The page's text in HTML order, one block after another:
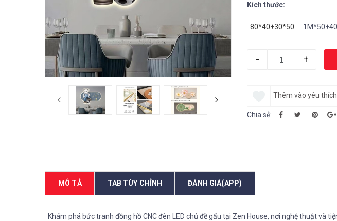
Kích thước:
80*40+30*50
- +
Thêm vào yêu thích
Chia sẻ:
MÔ TẢ TAB TÙY CHỈNH ĐÁNH GIÁ(APP)
Khám phá bức tranh đồng hồ CNC đèn LED chủ đề gấu tại Zen House, nơi nghệ thuật và